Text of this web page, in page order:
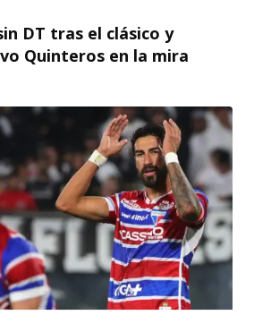
DT tras el clásico y
Quinteros en la mira